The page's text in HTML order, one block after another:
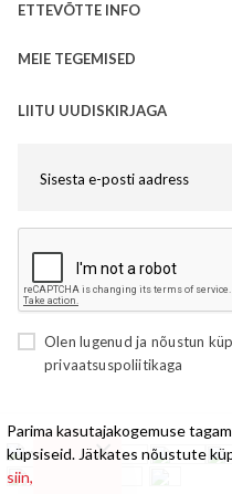
ETTEVÕTTE INFO
MEIE TEGEMISED
LIITU UUDISKIRJAGA
Olen lugenud ja nõustun
privaatsuspoliitikaga
Parima kasutajakogemuse
küpsiseid. Jätkates nõustute
siin,